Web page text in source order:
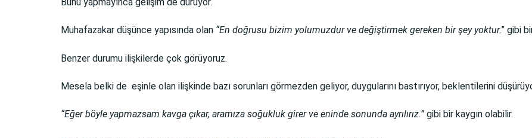
Muhafazakar düşünce yapısında olan “En doğrusu bizim yolumuzdur ve değiştirmek gereken bir şey yoktur.” gibi
Benzer durumu ilişkilerde çok görüyoruz.
Mesela belki de eşinle olan ilişkinde bazı sorunları görmezden geliyor, duygularını bastırıyor, beklentilerini
“Eğer böyle yapmazsam kavga çıkar, aramıza soğukluk girer ve eninde sonunda ayrılırız.” gibi bir kaygın olabilir.